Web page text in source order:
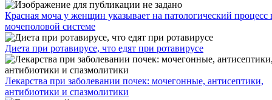
Красная моча у женщин указывает на патологический процесс
мочеполовой системе
Диета при ротавирусе, что едят при ротавирусе
Лекарства при заболевании почек: мочегонные, антисептики,
антибиотики и спазмолитики